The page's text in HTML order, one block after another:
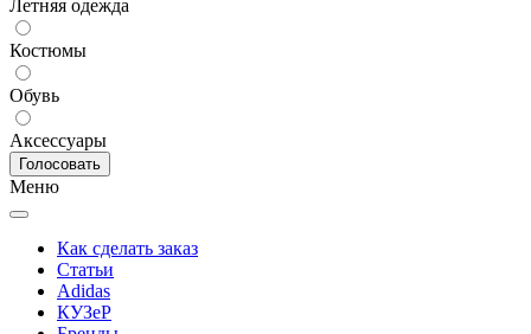
Летняя одежда
Костюмы
Обувь
Аксессуары
Меню
Как сделать заказ
Статьи
Adidas
КУЗеР